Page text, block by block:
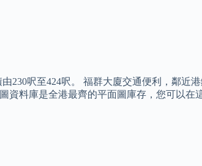
230呎至424呎。 福群大廈交通便利，鄰近
資料庫是全港最齊的平面圖庫存，您可以在